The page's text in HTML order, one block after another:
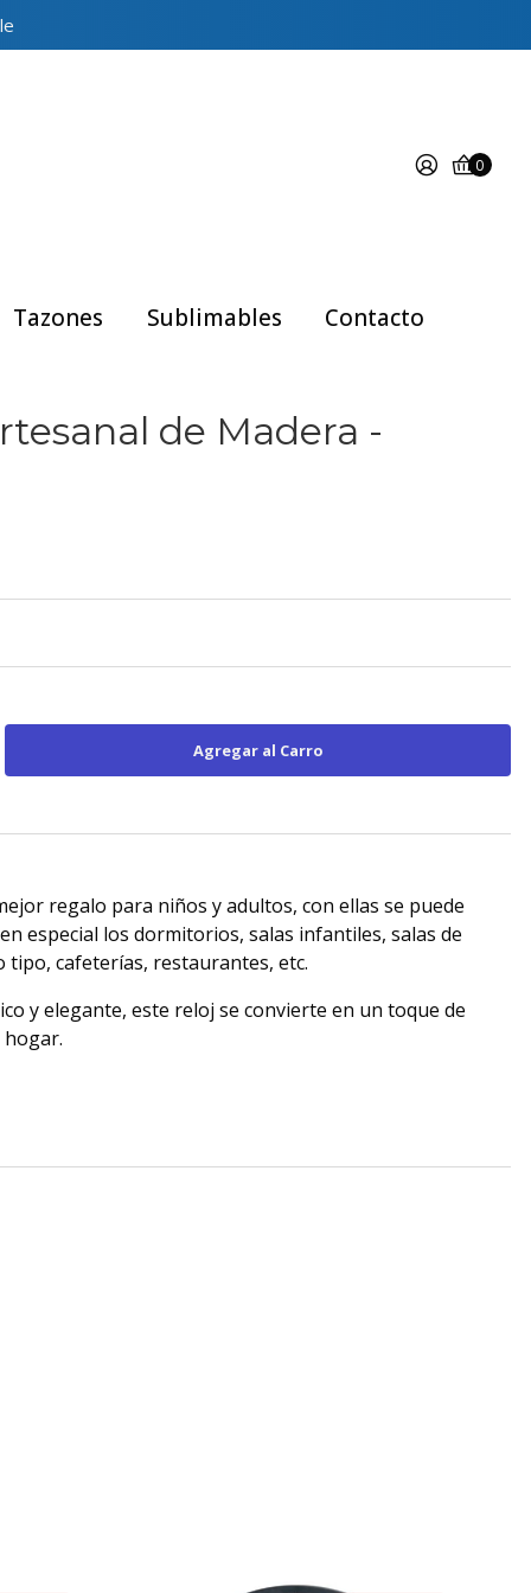
0
Tazones Sublimables Contacto
de Madera -
regalo para niños y adultos, con ellas se puede
especial los dormitorios, salas infantiles, salas de
tipo, cafeterías, restaurantes, etc.
y elegante, este reloj se convierte en un toque de